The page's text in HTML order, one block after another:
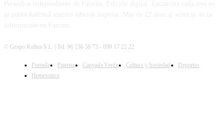
SÍGUENOS
© Grupo Kultea S.L. | Tel. 96 136 56 73 - 699 17 22 22
Portada Paterna Canyada Verda Cultura y Sociedad
Deportes
Hemeroteca